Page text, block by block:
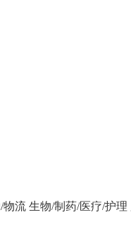
物流 生物/制药/医疗/护理